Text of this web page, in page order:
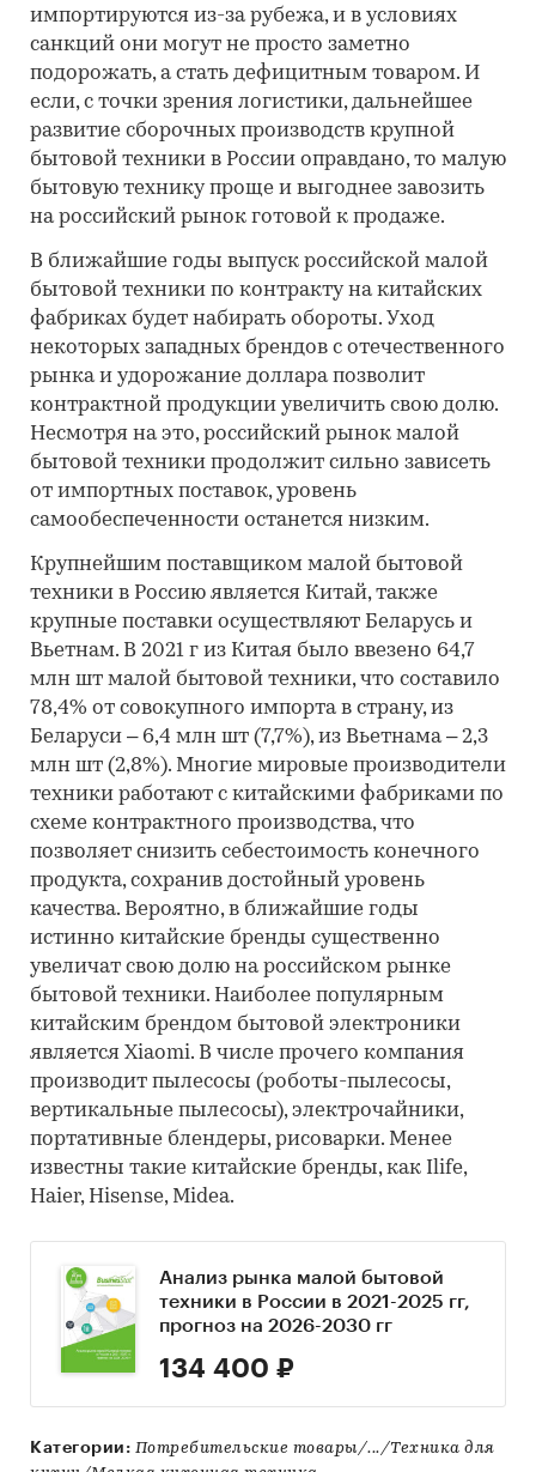
импортируются из-за рубежа, и в условиях
санкций они могут не просто заметно
подорожать, а стать дефицитным товаром. И
если, с точки зрения логистики, дальнейшее
развитие сборочных производств крупной
бытовой техники в России оправдано, то малую
бытовую технику проще и выгоднее завозить
на российский рынок готовой к продаже.
В ближайшие годы выпуск российской малой
бытовой техники по контракту на китайских
фабриках будет набирать обороты. Уход
некоторых западных брендов с отечественного
рынка и удорожание доллара позволит
контрактной продукции увеличить свою долю.
Несмотря на это, российский рынок малой
бытовой техники продолжит сильно зависеть
от импортных поставок, уровень
самообеспеченности останется низким.
Крупнейшим поставщиком малой бытовой
техники в Россию является Китай, также
крупные поставки осуществляют Беларусь и
Вьетнам. В 2021 г из Китая было ввезено 64,7
млн шт малой бытовой техники, что составило
78,4% от совокупного импорта в страну, из
Беларуси – 6,4 млн шт (7,7%), из Вьетнама – 2,3
млн шт (2,8%). Многие мировые производители
техники работают с китайскими фабриками по
схеме контрактного производства, что
позволяет снизить себестоимость конечного
продукта, сохранив достойный уровень
качества. Вероятно, в ближайшие годы
истинно китайские бренды существенно
увеличат свою долю на российском рынке
бытовой техники. Наиболее популярным
китайским брендом бытовой электроники
является Xiaomi. В числе прочего компания
производит пылесосы (роботы-пылесосы,
вертикальные пылесосы), электрочайники,
портативные блендеры, рисоварки. Менее
известны такие китайские бренды, как Ilife,
Haier, Hisense, Midea.
Анализ рынка малой бытовой
техники в России в 2021-2025 гг,
прогноз на 2026-2030 гг
134 400 ₽
Категории: Потребительские товары/.../Техника для